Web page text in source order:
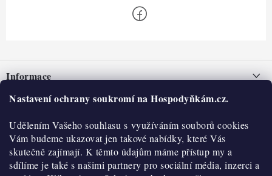
Nastavení ochrany soukromí na Hospodyňkám.cz.
Udělením Vašeho souhlasu s využíváním souborů cookies
Vám budeme ukazovat jen takové nabídky, které Vás
skutečně zajímají. K těmto údajům máme přístup my a
sdílíme je také s našimi partnery pro sociální média, inzerci a
pInformace
Nepřevzetí zásilky na dobírku
Obchodní podmínky
Hodnocení obchodu
Blog
O nás
Historie
Kontakty
O nákupu
Reklamace a vratky